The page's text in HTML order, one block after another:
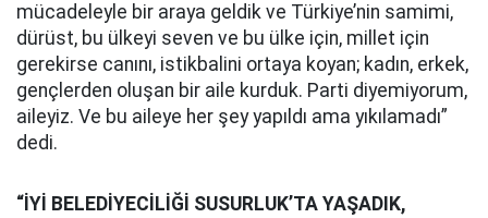
mücadeleyle bir araya geldik ve Türkiye’nin samimi,
dürüst, bu ülkeyi seven ve bu ülke için, millet için
gerekirse canını, istikbalini ortaya koyan; kadın, erkek,
gençlerden oluşan bir aile kurduk. Parti diyemiyorum,
aileyiz. Ve bu aileye her şey yapıldı ama yıkılamadı”
dedi.
“İYİ BELEDİYECİLİĞİ SUSURLUK’TA YAŞADIK,